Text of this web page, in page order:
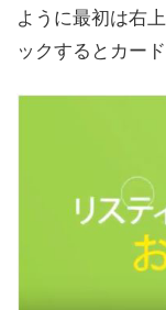
ように最初は右
ックするとカー